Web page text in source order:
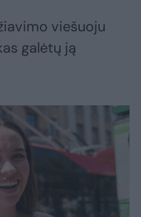
viešuoju
galėtų ją